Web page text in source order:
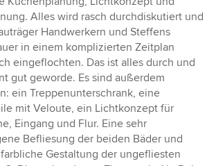
Alles wird rasch durchdiskutiert und
Handwerkern und Steffens
in einem komplizierten Zeitplan
eingeflochten. Das ist alles durch und
gut geworde. Es sind außerdem
ein Treppenunterschrank, eine
mit Veloute, ein Lichtkonzept für
Eingang und Flur. Eine sehr
Befliesung der beiden Bäder und
Gestaltung der ungefliesten